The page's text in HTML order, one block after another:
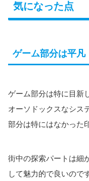
気になった点
ゲーム部分は平凡
ゲーム部分は特に目新
オーソドックスなシス
部分は特にはなかった
街中の探索パートは細
して魅力的で良いので